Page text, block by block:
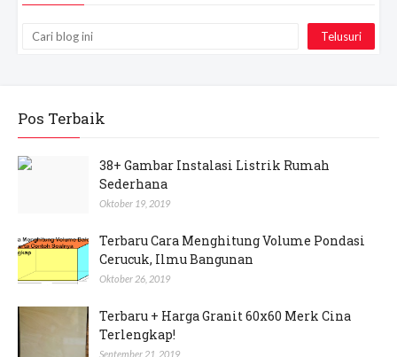
Pos Terbaik
38+ Gambar Instalasi Listrik Rumah
Sederhana
Oktober 19, 2019
Terbaru Cara Menghitung Volume Pondasi
Cerucuk, Ilmu Bangunan
Oktober 26, 2019
Terbaru + Harga Granit 60x60 Merk Cina
Terlengkap!
September 21, 2019